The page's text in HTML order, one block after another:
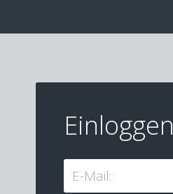
Einloggen
E-Mail: